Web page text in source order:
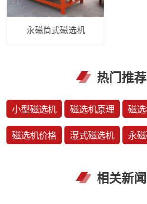
永磁筒式磁选机
热门推荐
小型磁选机 磁选机原理 磁
磁选机价格 湿式磁选机 永
相关新闻